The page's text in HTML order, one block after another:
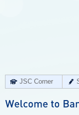
JSC Corner